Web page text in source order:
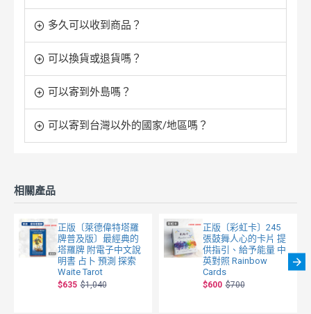
多久可以收到商品？
可以換貨或退貨嗎？
可以寄到外島嗎？
可以寄到台灣以外的國家/地區嗎？
相關產品
正版〔萊德偉特塔羅
牌普及版〕最經典的
塔羅牌 附電子中文說
明書 占卜 預測 探索
Waite Tarot
$635 $1,040
正版〔彩虹卡〕245
張鼓舞人心的卡片 提
供指引、給予能量 中
英對照 Rainbow
Cards
$600 $700